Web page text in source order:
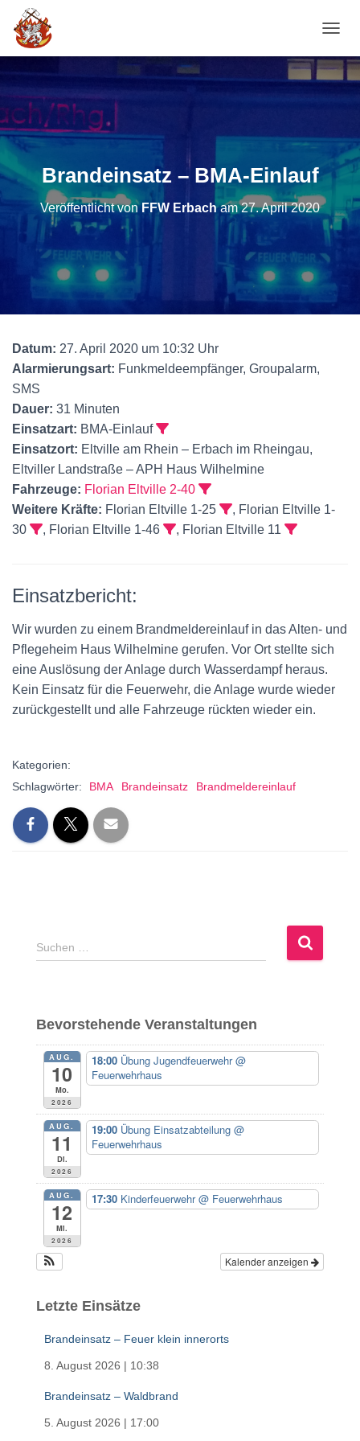
Brandeinsatz – BMA-Einlauf
Veröffentlicht vonFFW Erbacham27. April 2020
Datum: 27. April 2020 um 10:32 Uhr
Alarmierungsart: Funkmeldeempfänger, Groupalarm,
SMS
Dauer: 31 Minuten
Einsatzart: BMA-Einlauf
Einsatzort: Eltville am Rhein – Erbach im Rheingau,
Eltviller Landstraße – APH Haus Wilhelmine
Fahrzeuge: Florian Eltville 2-40
Weitere Kräfte: Florian Eltville 1-25
, Florian Eltville 1-
30
, Florian Eltville 1-46 , Florian Eltville 11
Einsatzbericht:
Wir wurden zu einem Brandmeldereinlauf in das Alten- und
Pflegeheim Haus Wilhelmine gerufen. Vor Ort stellte sich
eine Auslösung der Anlage durch Wasserdampf heraus.
Kein Einsatz für die Feuerwehr, die Anlage wurde wieder
zurückgestellt und alle Fahrzeuge rückten wieder ein.
Kategorien:
Schlagwörter:
BMA Brandeinsatz Brandmeldereinlauf
S
u
n
n
:
Suchen …
Bevorstehende Veranstaltungen
AUG.
10
Mo.
2026
18:00 Übung Jugendfeuerwehr@
Feuerwehrhaus
AUG.
11
Di.
2026
19:00 Übung Einsatzabteilung @
Feuerwehrhaus
AUG.
12
Mi.
2026
17:30 Kinderfeuerwehr@ Feuerwehrhaus
Kalender anzeigen
Letzte Einsätze
Brandeinsatz – Feuer klein innerorts
8. August 2026 | 10:38
Brandeinsatz – Waldbrand
5. August 2026 | 17:00